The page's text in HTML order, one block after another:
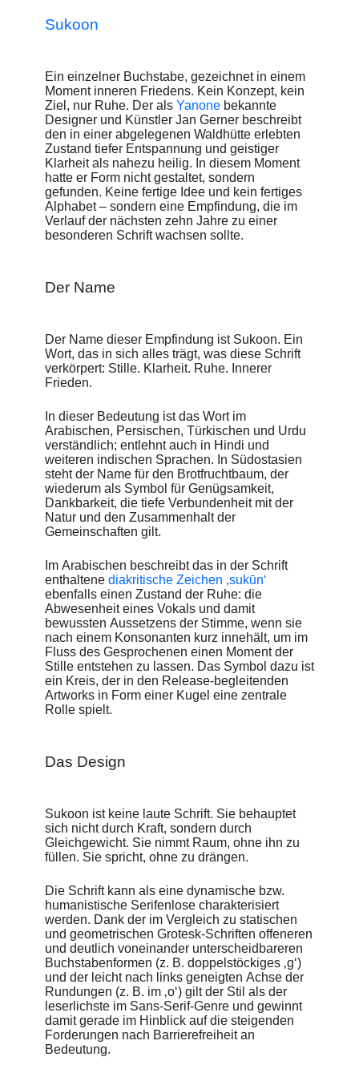
und weiteren indischen Sprachen. In Südostasien steht der
Natur und den Zusammenhalt der Gemeinschaften gilt.
Im Arabischen beschreibt das in der Schrift enthaltene
diakritische Zeichen ‚sukūn‘ebenfalls einen Zustand der
Ruhe: die Abwesenheit eines Vokals und damit bewussten
Aussetzens der Stimme, wenn sie nach einem Konsonanten
kurz innehält, um im Fluss des Gesprochenen einen Moment
der Stille entstehen zu lassen. Das Symbol dazu ist ein Kreis,
der in den Release-begleitenden Artworks in Form einer
Kugel eine zentrale Rolle spielt.
Das Design
ihn zu füllen. Sie spricht, ohne zu drängen.
Serifenlose charakterisiert werden. Dank der im Vergleich zu
statischen und geometrischen Grotesk-Schriften offeneren
und deutlich voneinander unterscheidbareren
Buchstabenformen (z. B. doppelstöckiges ‚g‘) und der leicht
nach links geneigten Achse der Rundungen (z. B. im ‚o‘) gilt
damit gerade im Hinblick auf die steigenden Forderungen
nach Barrierefreiheit an Bedeutung.
Dennoch ist die Sukoon keine typische dynamische
Serifenlose. Die Buchstaben M, g, y und j stechen aus dem
Standard-Formenkanon dieser Schriftklasse heraus, aber
auch die leicht tiefhängende Taille und das unterschiedliche
Verhältnis von großer Ober- und kleiner Unterlänge stellen
Besonderheiten dar – Zutaten, die Yanone aus dem Konzept
Wirkung der Schrift sind.
Das heimliche Highlight der Schrift ist jedoch ihr
Sprachausbau. Über 400 lateinische, arabische, kyrillische
und griechische Sprachen sind enthalten, wobei bereits der
Name einen Schwerpunkt auf den arabischen Teil erahnen
lässt.
Fazit
Sukoonist Typografie als Empfindung. Sie ist entstanden
sondern auch als Kunst. Wenn man genau hinsieht, spürt
Sukoon
Ein einzelner Buchstabe, gezeichnet in einem
Moment inneren Friedens. Kein Konzept, kein
Ziel, nur Ruhe. Der als Yanone bekannte
Designer und Künstler Jan Gerner beschreibt
den in einer abgelegenen Waldhütte erlebten
Zustand tiefer Entspannung und geistiger
Klarheit als nahezu heilig. In diesem Moment
hatte er Form nicht gestaltet, sondern
gefunden. Keine fertige Idee und kein fertiges
Alphabet – sondern eine Empfindung, die im
Verlauf der nächsten zehn Jahre zu einer
besonderen Schrift wachsen sollte.
Der Name
Der Name dieser Empfindung ist Sukoon. Ein
Wort, das in sich alles trägt, was diese Schrift
verkörpert: Stille. Klarheit. Ruhe. Innerer
Frieden.
In dieser Bedeutung ist das Wort im
Arabischen, Persischen, Türkischen und Urdu
verständlich; entlehnt auch in Hindi und
weiteren indischen Sprachen. In Südostasien
steht der Name für den Brotfruchtbaum, der
wiederum als Symbol für Genügsamkeit,
Dankbarkeit, die tiefe Verbundenheit mit der
Natur und den Zusammenhalt der
Gemeinschaften gilt.
Im Arabischen beschreibt das in der Schrift
enthaltene diakritische Zeichen ‚sukūn‘
ebenfalls einen Zustand der Ruhe: die
Abwesenheit eines Vokals und damit
bewussten Aussetzens der Stimme, wenn sie
nach einem Konsonanten kurz innehält, um im
Fluss des Gesprochenen einen Moment der
Stille entstehen zu lassen. Das Symbol dazu ist
ein Kreis, der in den Release-begleitenden
Artworks in Form einer Kugel eine zentrale
Rolle spielt.
Das Design
Sukoon ist keine laute Schrift. Sie behauptet
sich nicht durch Kraft, sondern durch
Gleichgewicht. Sie nimmt Raum, ohne ihn zu
füllen. Sie spricht, ohne zu drängen.
Die Schrift kann als eine dynamische bzw.
humanistische Serifenlose charakterisiert
werden. Dank der im Vergleich zu statischen
und geometrischen Grotesk-Schriften offeneren
und deutlich voneinander unterscheidbareren
Buchstabenformen (z. B. doppelstöckiges ‚g‘)
und der leicht nach links geneigten Achse der
Rundungen (z. B. im ‚o‘) gilt der Stil als der
leserlichste im Sans-Serif-Genre und gewinnt
damit gerade im Hinblick auf die steigenden
Forderungen nach Barrierefreiheit an
Bedeutung.